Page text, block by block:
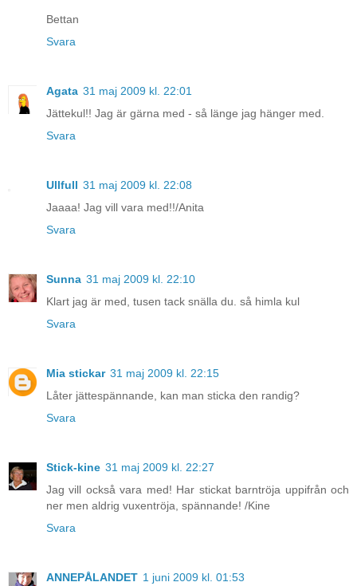
Bettan
Svara
Agata 31 maj 2009 kl. 22:01
Jättekul!! Jag är gärna med - så länge jag hänger med.
Svara
Ullfull 31 maj 2009 kl. 22:08
Jaaaa! Jag vill vara med!!/Anita
Svara
Sunna 31 maj 2009 kl. 22:10
Klart jag är med, tusen tack snälla du. så himla kul
Svara
Mia stickar 31 maj 2009 kl. 22:15
Låter jättespännande, kan man sticka den randig?
Svara
Stick-kine 31 maj 2009 kl. 22:27
Jag vill också vara med! Har stickat barntröja uppifrån och
ner men aldrig vuxentröja, spännande! /Kine
Svara
ANNEPÅLANDET 1 juni 2009 kl. 01:53